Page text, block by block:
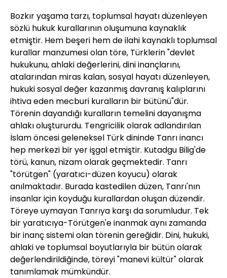
Bozkır yaşama tarzı, toplumsal hayatı düzenleyen
sözlü hukuk kurallarının oluşumuna kaynaklık
etmiştir. Hem beşeri hem de ilahi kaynaklı toplumsal
kurallar manzumesi olan töre, Türklerin "devlet
hukukunu, ahlaki değerlerini, dini inançlarını,
atalarından miras kalan, sosyal hayatı düzenleyen,
hukuki sosyal değer kazanmış davranış kalıplarını
ihtiva eden mecburi kuralların bir bütünü"dür.
Törenin dayandığı kuralların temelini dayanışma
ahlakı oluştururdu. Tengricilik olarak adlandırılan
İslam öncesi geleneksel Türk dininde Tanrı inancı
hep merkezi bir yer işgal etmiştir. Kutadgu Bilig'de
törü, kanun, nizam olarak geçmektedir. Tanrı
"törütgen" (yaratıcı-düzen koyucu) olarak
anılmaktadır. Burada kastedilen düzen, Tanrı'nın
insanlar için koyduğu kurallardan oluşan düzendir.
Töreye uymayan Tanrıya karşı da sorumludur. Tek
bir yaratıcıya-Törütgen'e inanmak aynı zamanda
bir inanç sistemi olan törenin gereğidir. Dini, hukuki,
ahlaki ve toplumsal boyutlarıyla bir bütün olarak
değerlendirildiğinde, töreyi "manevi kültür" olarak
tanımlamak mümkündür.